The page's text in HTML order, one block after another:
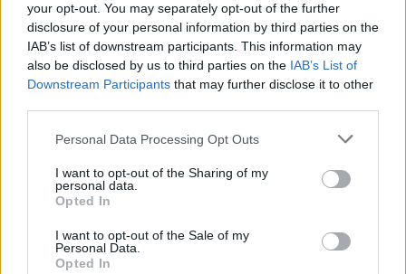
your opt-out. You may separately opt-out of the further
disclosure of your personal information by third parties on the
IAB’s list of downstream participants. This information may
also be disclosed by us to third parties on the IAB’s List of
Downstream Participants that may further disclose it to other
Personal Data Processing Opt Outs
I want to opt-out of the Sharing of my
personal data.
Opted In
I want to opt-out of the Sale of my
Personal Data.
Opted In
Quali i criteri chiave che usate per decidere
l’azienda giusta su cui puntare?
«La prima cosa che cerchiamo sono aziende con
ricavi importanti. Come gruppo quest’anno
supereremo 1,2 miliardi di dollari di fatturato,
quindi perché un’acquisizione abbia davvero
impatto per noi, l’azienda deve avere una certa
dimensione. Secondo punto: dobbiamo riuscire a
prevederne il futuro con un buon grado di
precisione. Se è troppo imprevedibile, di solito
non ci interessa. E poi, terzo: dobbiamo credere di